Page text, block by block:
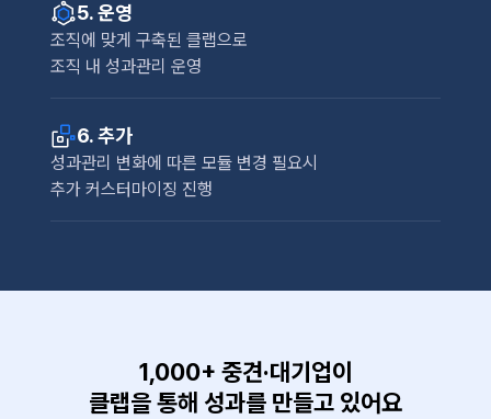
5. 운영
조직에 맞게 구축된 클랩으로
조직 내 성과관리 운영
6. 추가
성과관리 변화에 따른 모듈 변경 필요시
추가 커스터마이징 진행
1,000+ 중견·대기업이
클랩을 통해 성과를 만들고 있어요